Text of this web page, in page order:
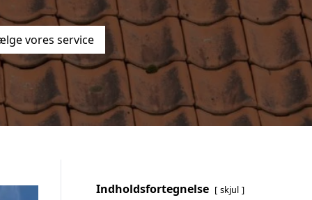
vores service
Indholdsfortegnelse skjul